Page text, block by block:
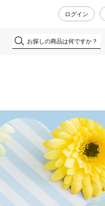
ログイン